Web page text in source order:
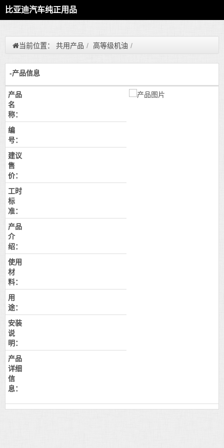
比亚迪汽车纯正用品
当前位置： 共用产品 / 高等级机油 /
-产品信息
产品
名
称：
编
号：
建议
售
价：
工时
标
准：
产品
介
绍：
使用
材
料：
用
途：
安装
说
明：
产品
详细
信
息：